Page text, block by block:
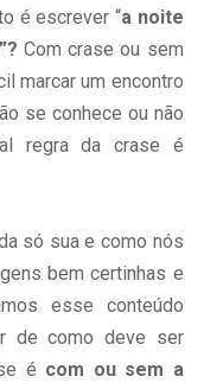
é escrever “a noite
Com crase ou sem
marcar um encontro
se conhece ou não
regra da crase é
só sua e como nós
bem certinhas e
esse conteúdo
de como deve ser
é com ou sem a